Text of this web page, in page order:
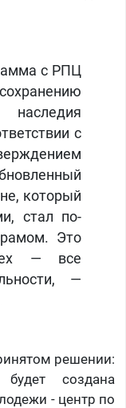
с РПЦ
с
который
стал по-
Это
— все
—
решении:
создана
- центр по